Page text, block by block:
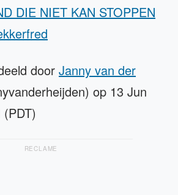
DIE NIET KAN STOPPEN
door Janny van der
op 13 Jun
RECLAME